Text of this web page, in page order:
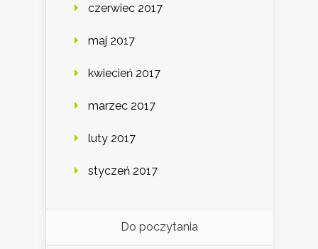
czerwiec 2017
maj 2017
kwiecień 2017
marzec 2017
luty 2017
styczeń 2017
Do poczytania